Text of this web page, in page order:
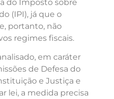
do Imposto sobre
(IPI), já que o
portanto, não
regimes fiscais.
em caráter
de Defesa do
e Justiça e
lei, a medida precisa